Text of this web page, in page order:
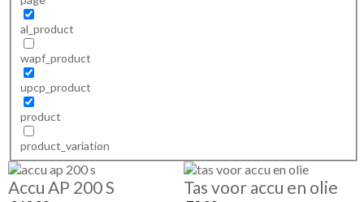
al_product
wapf_product
upcp_product
product
product_variation
Accu AP 200 S Tas voor accu en olie